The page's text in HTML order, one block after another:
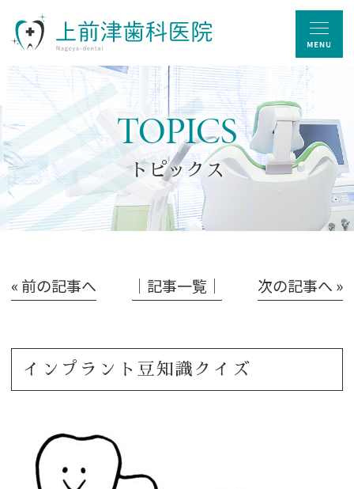
TOPICS
トピックス
« 前の記事へ │記事一覧│ 次の記事へ »
インプラント豆知識クイズ